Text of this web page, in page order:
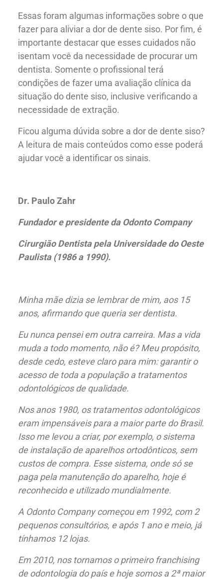
Essas foram algumas informações sobre o que
fazer para aliviar a dor de dente siso. Por fim, é
importante destacar que esses cuidados não
isentam você da necessidade de procurar um
dentista. Somente o profissional terá
condições de fazer uma avaliação clínica da
situação do dente siso, inclusive verificando a
necessidade de extração.
Ficou alguma dúvida sobre a dor de dente siso?
A leitura de mais conteúdos como esse poderá
ajudar você a identificar os sinais.
Dr. Paulo Zahr
Fundador e presidente da Odonto Company
Cirurgião Dentista pela Universidade do Oeste
Paulista (1986 a 1990).
Minha mãe dizia se lembrar de mim, aos 15
anos, afirmando que queria ser dentista.
Eu nunca pensei em outra carreira. Mas a vida
muda a todo momento, não é? Meu propósito,
desde cedo, esteve claro para mim: garantir o
acesso de toda a população a tratamentos
odontológicos de qualidade.
Nos anos 1980, os tratamentos odontológicos
eram impensáveis para a maior parte do Brasil.
Isso me levou a criar, por exemplo, o sistema
de instalação de aparelhos ortodônticos, sem
custos de compra. Esse sistema, onde só se
paga pela manutenção do aparelho, hoje é
reconhecido e utilizado mundialmente.
A Odonto Company começou em 1992, com 2
pequenos consultórios, e após 1 ano e meio, já
tínhamos 12 lojas.
Em 2010, nos tornamos o primeiro franchising
de odontologia do país e hoje somos a 2ª maior